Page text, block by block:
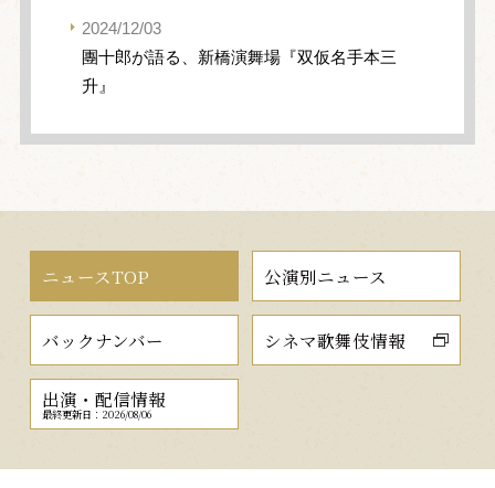
2024/12/03
團十郎が語る、新橋演舞場『双仮名手本三
升』
ニュースTOP 公演別ニュース
バックナンバー シネマ歌舞伎情報
出演・配信情報
最終更新日：2026/08/06